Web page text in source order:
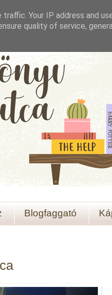
Blogfaggató
Your IP address and
quality of service,